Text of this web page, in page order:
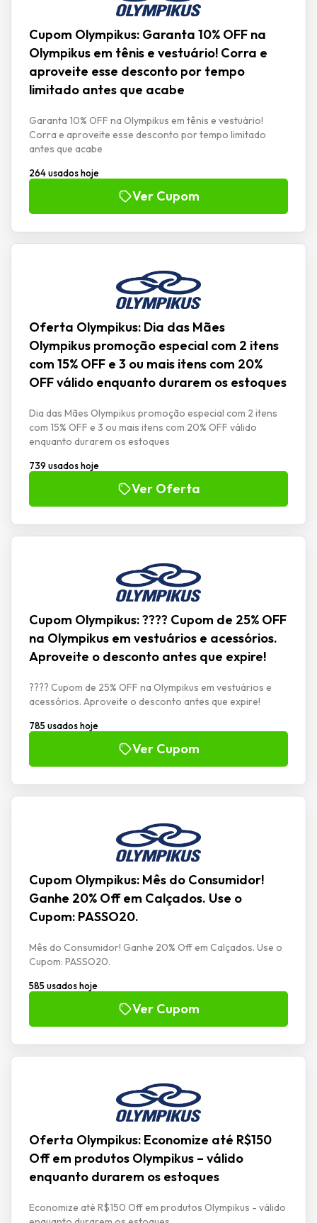
Cupom Olympikus: Garanta 10% OFF na
Olympikus em tênis e vestuário! Corra e
aproveite esse desconto por tempo
limitado antes que acabe
Garanta 10% OFF na Olympikus em tênis e vestuário!
Corra e aproveite esse desconto por tempo limitado
antes que acabe
264 usados hoje
Ver Cupom
Oferta Olympikus: Dia das Mães
Olympikus promoção especial com 2 itens
com 15% OFF e 3 ou mais itens com 20%
OFF válido enquanto durarem os estoques
Dia das Mães Olympikus promoção especial com 2 itens
com 15% OFF e 3 ou mais itens com 20% OFF válido
enquanto durarem os estoques
739 usados hoje
Ver Oferta
Cupom Olympikus: ???? Cupom de 25% OFF
na Olympikus em vestuários e acessórios.
Aproveite o desconto antes que expire!
???? Cupom de 25% OFF na Olympikus em vestuários e
acessórios. Aproveite o desconto antes que expire!
785 usados hoje
Ver Cupom
Cupom Olympikus: Mês do Consumidor!
Ganhe 20% Off em Calçados. Use o
Cupom: PASSO20.
Mês do Consumidor! Ganhe 20% Off em Calçados. Use o
Cupom: PASSO20.
585 usados hoje
Ver Cupom
Oferta Olympikus: Economize até R$150
Off em produtos Olympikus – válido
enquanto durarem os estoques
Economize até R$150 Off em produtos Olympikus - válido